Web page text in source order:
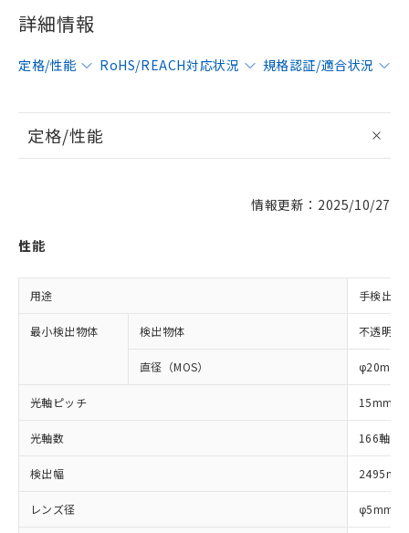
詳細情報
定格/性能 RoHS/REACH対応状況 規格認証/適合状況
定格/性能
情報更新：2025/10/27
性能
用途 手検出用
最小検出物体 検出物体 不透明体
直径（MOS） φ20mm
光軸ピッチ 15mm
光軸数 166軸
検出幅 2495mm
レンズ径 φ5mm